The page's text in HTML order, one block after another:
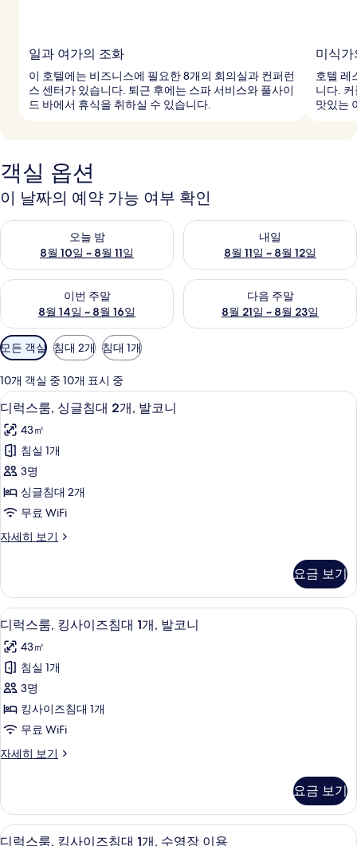
일과 여가의 조화
이 호텔에는 비즈니스에 필요한 8개의 회의실과 컨퍼런
스 센터가 있습니다. 퇴근 후에는 스파 서비스와 풀사이
드 바에서 휴식을 취하실 수 있습니다.
미식
호텔 레
니다.
맛있는
객실 옵션
이 날짜의 예약 가능 여부 확인
오늘 밤
8월 10일 ~ 8월 11일
오늘 밤 예약 가능 여부 확인, 8월 10일 ~ 8월 11일
내일
8월 11일 ~ 8월 12일
내일 예약 가능 여부 확인, 8월
이번 주말
8월 14일 ~ 8월 16일
이번 주말 예약 가능 여부 확인, 8월 14일 ~ 8월 16일
다음 주말
8월 21일 ~ 8월 23일
다음 주말 예약 가능 여부 확인
객
실
에
사
용
가
능
한
터
모든 객실 침대 2개 침대 1개
10개 객실 중 10개 표시 중
디
럭
스
룸,
싱
글
침
대
개,
발
코
니
사
진
모
두
보
6
디럭스룸, 싱글침대 2개, 발코니
43㎡
침실 1개
3명
싱글침대 2개
무료 WiFi
자세히 보기
디
싱
글
침
대
2
개,
코
니
자
세
히
요금 보기
디
럭
스
룸,
킹
사
이
즈
대
1
개,
10
디럭스룸, 킹사이즈침대 1개, 발코니
43㎡
침실 1개
3명
킹사이즈침대 1개
무료 WiFi
자세히 보기
디
킹
사
이
요금 보기
디
디럭스룸, 킹사이즈침대 1개, 수영장
10
디럭스룸, 킹사이즈침대 1개, 수영장 이용